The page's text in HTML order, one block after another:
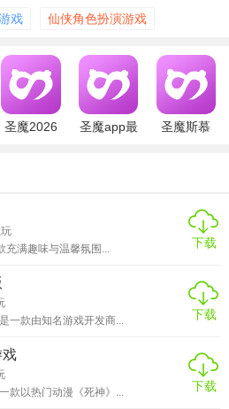
享受热血激情般的刺激快感!
费领，酷炫坐骑一骑绝尘;
谋与速度的双重比拼;
全新酷炫飞行坐骑助你畅游三界!
4码范围目标，附加104+攻击力，
伤害的15%+会转化为血气回复；
动速度，并且防御提升25%+，持
个目标，附加42+攻击力，对其造
4秒；
戏 仙侠角色扮演游戏
圣魔2026
圣魔app最
圣魔斯慕
充满趣味与温馨氛围...
下载
一款由知名游戏开发商...
下载
戏
款以热门动漫《死神》...
下载